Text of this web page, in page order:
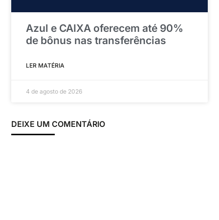
Azul e CAIXA oferecem até 90%
de bônus nas transferências
LER MATÉRIA
4 de agosto de 2026
DEIXE UM COMENTÁRIO